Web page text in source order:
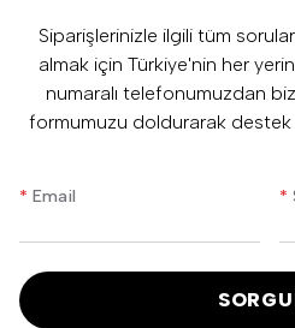
Siparişlerinizle ilgili tüm
almak için Türkiye'nin her
numaralı telefonumuzdan
formumuzu doldurarak
* Email *